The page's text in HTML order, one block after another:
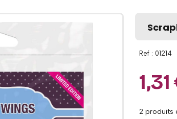
Ref : 01214
1,31
2 produits